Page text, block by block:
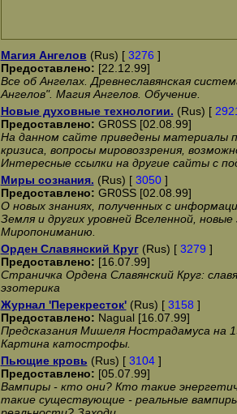
Магия Ангелов (Rus) [ 3276 ]
Предоставлено: [22.12.99]
Все об Ангелах. Древнеславянская
Ангелов". Магия Ангелов. Обучение.
Новые духовные технологии. (Rus) [
Предоставлено: GR0SS [02.08.99]
На данном сайте приведены материалы
кризиса, вопросы мировоззрения,
Интересные ссылки на другие сайты с
Миры сознания. (Rus) [ 3050]
Предоставлено: GR0SS [02.08.99]
О новых знаниях, полученных с
Земля и других уровней Вселенной,
Миропониманию.
Орден Славянский Круг(Rus) [ 3279 ]
Предоставлено: [16.07.99]
Страничка Ордена Славянский Круг:
эзотерика
Журнал 'Перекресток'(Rus) [ 3158 ]
Предоставлено: Nagual [16.07.99]
Предсказания Мишеля Нострадамуса на
Картина катострофы.
Пьющие кровь (Rus) [ 3104]
Предоставлено: [05.07.99]
Вампиры - кто они? Кто такие
такие существующие - реальные